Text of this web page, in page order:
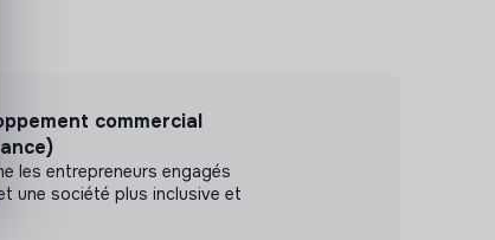
commercial
les entrepreneurs engagés
une société plus inclusive et